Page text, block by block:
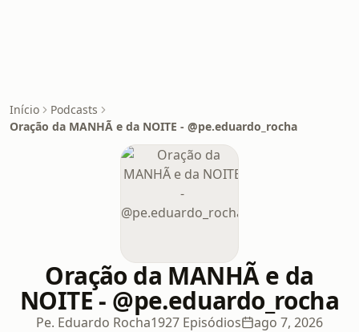
Início
Podcasts
Oração da MANHÃ e da NOITE - @pe.eduardo_rocha
Oração da MANHÃ e da
NOITE - @pe.eduardo_rocha
Pe. Eduardo Rocha1927 Episódios ago 7, 2026